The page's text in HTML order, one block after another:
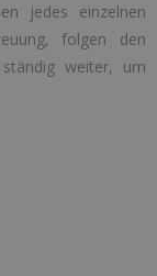
jedes einzelnen
folgen den
weiter, um